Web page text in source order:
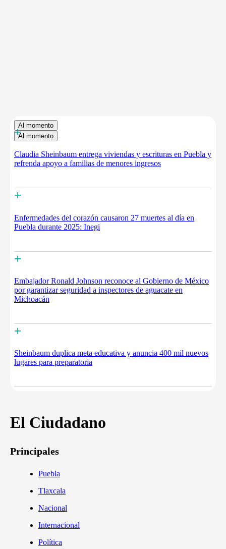
Al momento
Al momento
+
Claudia Sheinbaum entrega viviendas y escrituras en Puebla y
refrenda apoyo a familias de menores ingresos
+
Enfermedades del corazón causaron 27 muertes al día en
Puebla durante 2025: Inegi
+
Embajador Ronald Johnson reconoce al Gobierno de México
por garantizar seguridad a inspectores de aguacate en
Michoacán
+
Sheinbaum duplica meta educativa y anuncia 400 mil nuevos
lugares para preparatoria
El Ciudadano
Principales
Puebla
Tlaxcala
Nacional
Internacional
Política